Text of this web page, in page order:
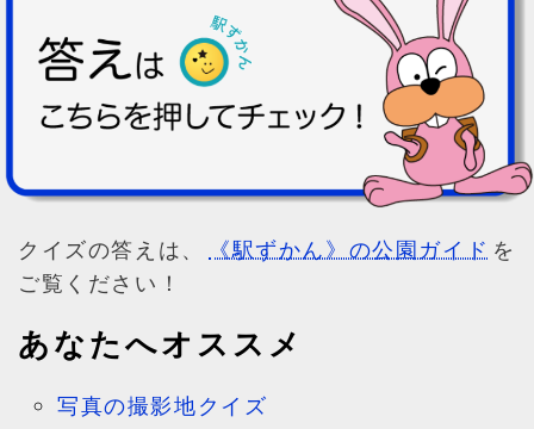
クイズの答えは、 《駅ずかん》の公園ガイド を
ご覧ください！
あなたへオススメ
写真の撮影地クイズ